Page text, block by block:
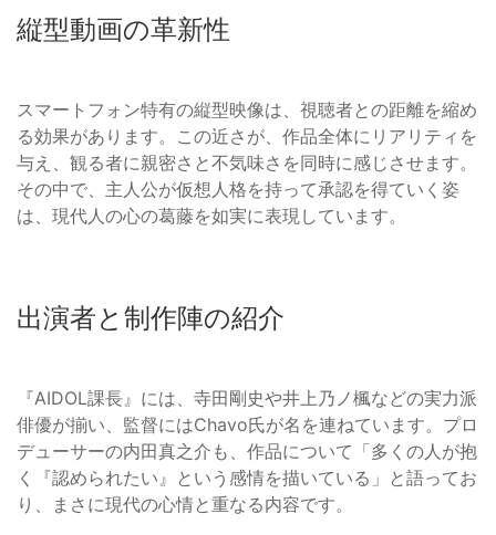
縦型動画の革新性
スマートフォン特有の縦型映像は、視聴者との距離を縮め
る効果があります。この近さが、作品全体にリアリティを
与え、観る者に親密さと不気味さを同時に感じさせます。
その中で、主人公が仮想人格を持って承認を得ていく姿
は、現代人の心の葛藤を如実に表現しています。
出演者と制作陣の紹介
『AIDOL課長』には、寺田剛史や井上乃ノ楓などの実力派
俳優が揃い、監督にはChavo氏が名を連ねています。プロ
デューサーの内田真之介も、作品について「多くの人が抱
く『認められたい』という感情を描いている」と語ってお
り、まさに現代の心情と重なる内容です。